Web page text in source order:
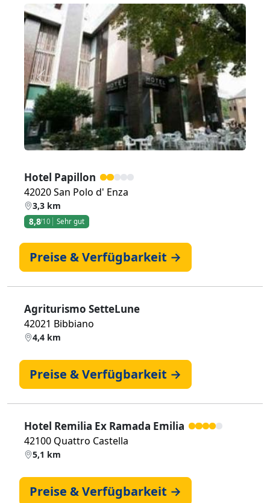
Zurück
Hotel Papillon
42020 San Polo d' Enza
3,3 km
8,8/10 Sehr gut
Preise & Verfügbarkeit →
Agriturismo SetteLune
42021 Bibbiano
4,4 km
Preise & Verfügbarkeit →
Hotel Remilia Ex Ramada Emilia
42100 Quattro Castella
5,1 km
Preise & Verfügbarkeit →